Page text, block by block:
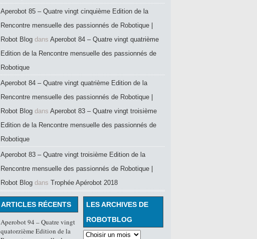
Aperobot 85 – Quatre vingt cinquième Edition de la
Rencontre mensuelle des passionnés de Robotique |
Robot Blog dans Aperobot 84 – Quatre vingt quatrième
Edition de la Rencontre mensuelle des passionnés de
Robotique
Aperobot 84 – Quatre vingt quatrième Edition de la
Rencontre mensuelle des passionnés de Robotique |
Robot Blog dans Aperobot 83 – Quatre vingt troisième
Edition de la Rencontre mensuelle des passionnés de
Robotique
Aperobot 83 – Quatre vingt troisième Edition de la
Rencontre mensuelle des passionnés de Robotique |
Robot Blog dans Trophée Apérobot 2018
LES ARCHIVES DE
ROBOTBLOG
ARTICLES RÉCENTS
Aperobot 94 – Quatre vingt
quatorzième Edition de la